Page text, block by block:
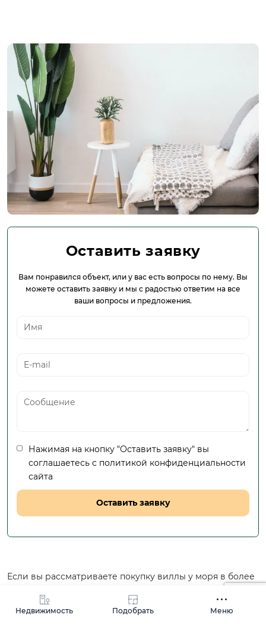
Недвижимость Подобрать Меню
Оставить заявку
Вам понравился объект, или у вас есть вопросы по нему. Вы
можете оставить заявку и мы с радостью ответим на все
ваши вопросы и предложения.
Нажимая на кнопку "Оставить заявку" вы
соглашаетесь с политикой конфиденциальности
сайта
Если вы рассматриваете покупку виллы у моря в более
перспективный район к западу от
, который
активно развивается и привлекает внимание